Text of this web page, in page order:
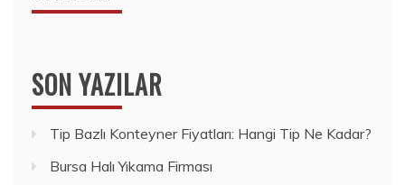
SON YAZILAR
Tip Bazlı Konteyner Fiyatları: Hangi Tip Ne Kadar?
Bursa Halı Yıkama Firması